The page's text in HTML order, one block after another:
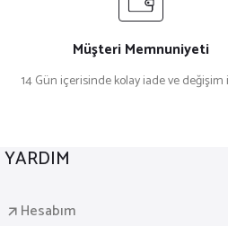
Müşteri Memnuniyeti
14 Gün içerisinde kolay iade ve değişim
YARDIM
Hesabım